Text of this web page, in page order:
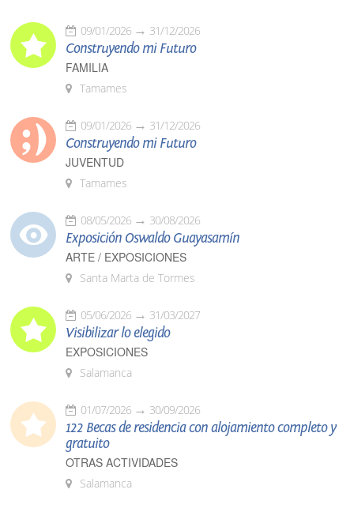
09/01/2026 31/12/2026
Construyendo mi Futuro
FAMILIA
Tamames
09/01/2026 31/12/2026
Construyendo mi Futuro
JUVENTUD
Tamames
08/05/2026 30/08/2026
Exposición Oswaldo Guayasamín
ARTE / EXPOSICIONES
Santa Marta de Tormes
05/06/2026 31/03/2027
Visibilizar lo elegido
EXPOSICIONES
Salamanca
01/07/2026 30/09/2026
122 Becas de residencia con alojamiento completo y
gratuito
OTRAS ACTIVIDADES
Salamanca